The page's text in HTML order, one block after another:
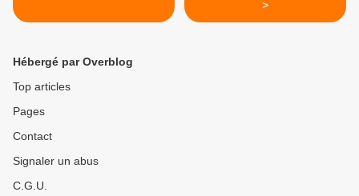
>
Hébergé par Overblog
Top articles
Pages
Contact
Signaler un abus
C.G.U.